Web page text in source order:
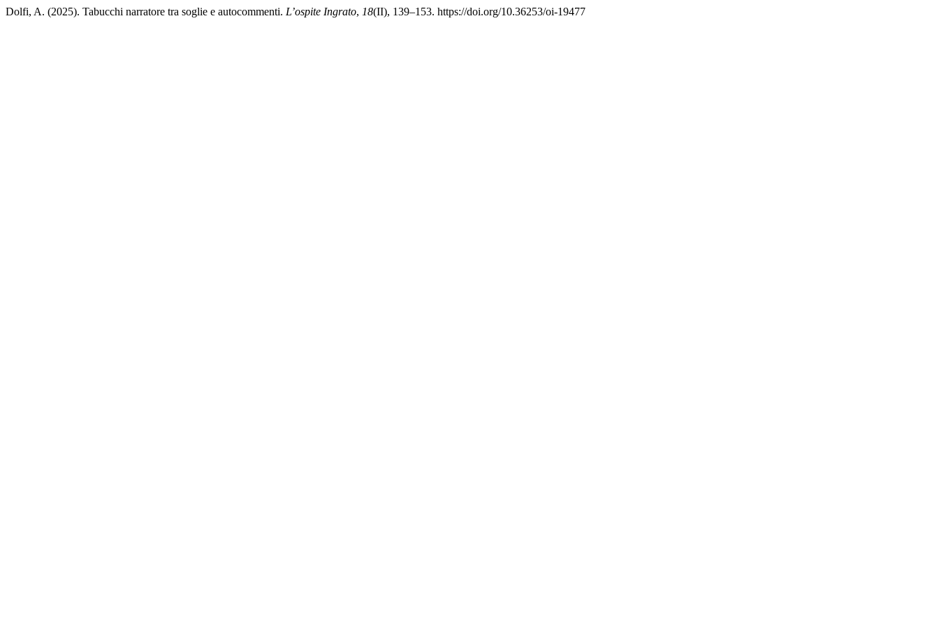
Dolfi, A. (2025). Tabucchi narratore tra soglie e autocommenti. L’ospite Ingrato, 18(II), 139–153. https://doi.org/10.36253/oi-19477